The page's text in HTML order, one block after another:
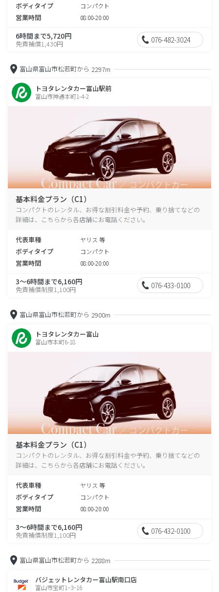
ボディタイプ コンパクト
営業時間 08:00-20:00
6時間まで5,720円
免責補償1,430円 076-482-3024
富山県富山市松若町から 2297m
トヨタレンタカー富山駅前
富山市神通本町1-4-2
基本料金プラン（C1）
コンパクトのレンタル、お得な割引料金や予約、乗り捨てなどの
詳細は、こちらから各店舗にお電話ください。
代表車種 ヤリス 等
ボディタイプ コンパクト
営業時間 08:00-20:00
3～6時間まで6,160円
免責補償制度1,100円 076-433-0100
富山県富山市松若町から 2900m
トヨタレンタカー富山
富山市本町6-18
基本料金プラン（C1）
コンパクトのレンタル、お得な割引料金や予約、乗り捨てなどの
詳細は、こちらから各店舗にお電話ください。
代表車種 ヤリス 等
ボディタイプ コンパクト
営業時間 08:00-20:00
3～6時間まで6,160円
免責補償制度1,100円 076-432-0100
富山県富山市松若町から 2288m
バジェットレンタカー富山駅南口店
富山市宝町1−3−16